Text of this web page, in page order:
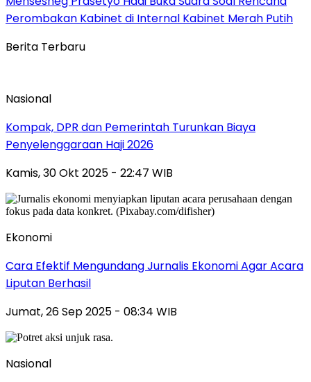
Perombakan Kabinet di Internal Kabinet Merah Putih
Berita Terbaru
Nasional
Kompak, DPR dan Pemerintah Turunkan Biaya
Penyelenggaraan Haji 2026
Kamis, 30 Okt 2025 - 22:47 WIB
Ekonomi
Cara Efektif Mengundang Jurnalis Ekonomi Agar Acara
Liputan Berhasil
Jumat, 26 Sep 2025 - 08:34 WIB
Nasional